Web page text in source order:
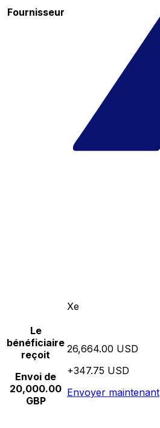
Fournisseur
Xe
Le
bénéficiaire
reçoit
Envoi de
20,000.00
GBP
26,664.00 USD
+347.75 USD
Envoyer maintenant